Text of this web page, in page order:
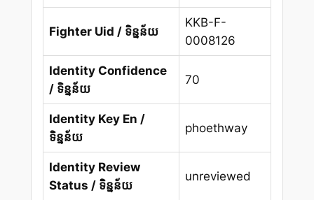
Fighter Uid / ទិន្នន័យ
KKB-F-
0008126
Identity Confidence
/ ទិន្នន័យ
70
Identity Key En /
ទិន្នន័យ
phoethway
Identity Review
Status / ទិន្នន័យ
unreviewed